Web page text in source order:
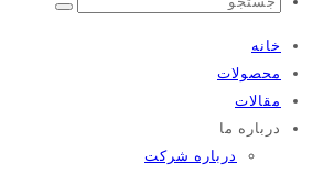
خانه
محصولات
مقالات
درباره ما
درباره شرکت